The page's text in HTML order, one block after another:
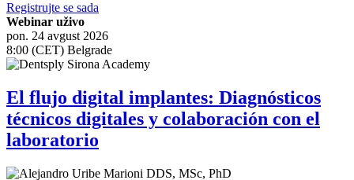
Registrujte se sada
Webinar uživo
pon. 24 avgust 2026
8:00 (CET) Belgrade
El flujo digital implantes: Diagnósticos
técnicos digitales y colaboración con el
laboratorio